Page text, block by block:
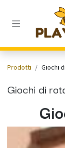
Passa al contenuto
Prodotti Giochi
Giochi di